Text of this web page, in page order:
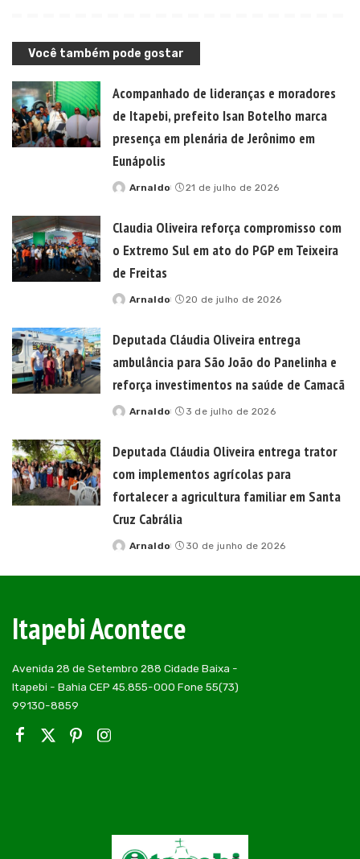
Você também pode gostar
Acompanhado de lideranças e moradores
de Itapebi, prefeito Isan Botelho marca
presença em plenária de Jerônimo em
Eunápolis
Posted
Arnaldo 21 de julho de 2026
Claudia Oliveira reforça compromisso com
o Extremo Sul em ato do PGP em Teixeira
de Freitas
Posted
Arnaldo 20 de julho de 2026
Deputada Cláudia Oliveira entrega
ambulância para São João do Panelinha e
reforça investimentos na saúde de Camacã
Posted
Arnaldo 3 de julho de 2026
Deputada Cláudia Oliveira entrega trator
com implementos agrícolas para
fortalecer a agricultura familiar em Santa
Cruz Cabrália
Posted
Arnaldo 30 de junho de 2026
Itapebi Acontece
Avenida 28 de Setembro 288 Cidade Baixa -
Itapebi - Bahia CEP 45.855-000 Fone 55(73)
99130-8859